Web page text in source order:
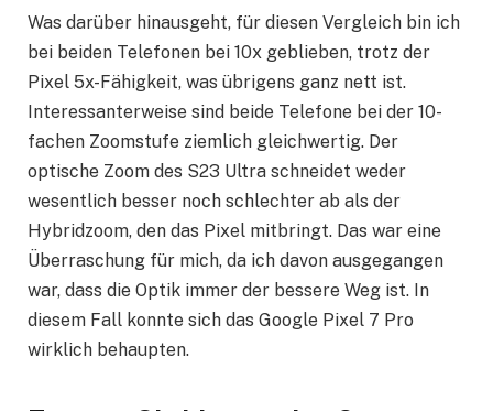
Was darüber hinausgeht, für diesen Vergleich bin ich
bei beiden Telefonen bei 10x geblieben, trotz der
Pixel 5x-Fähigkeit, was übrigens ganz nett ist.
Interessanterweise sind beide Telefone bei der 10-
fachen Zoomstufe ziemlich gleichwertig. Der
optische Zoom des S23 Ultra schneidet weder
wesentlich besser noch schlechter ab als der
Hybridzoom, den das Pixel mitbringt. Das war eine
Überraschung für mich, da ich davon ausgegangen
war, dass die Optik immer der bessere Weg ist. In
diesem Fall konnte sich das Google Pixel 7 Pro
wirklich behaupten.